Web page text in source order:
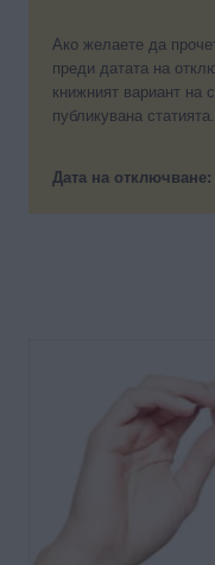
Ако желаете да
преди датата на
книжният вариант на
публикувана статията.
Дата на отключване: